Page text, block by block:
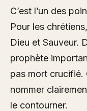
C’est l’un des
Pour les
Dieu et Sauveur.
prophète
pas mort crucifié.
nommer
le contourner.